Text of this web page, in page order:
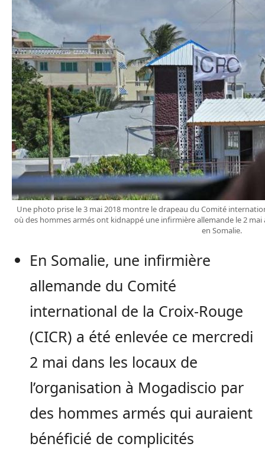
Une photo prise le 3 mai 2018 montre le drapeau du Comité
où des hommes armés ont kidnappé une infirmière allemande le 2 mai
en Somalie.
En Somalie, une infirmière
allemande du Comité
international de la Croix-Rouge
(CICR) a été enlevée ce mercredi
2 mai dans les locaux de
l’organisation à Mogadiscio par
des hommes armés qui auraient
bénéficié de complicités